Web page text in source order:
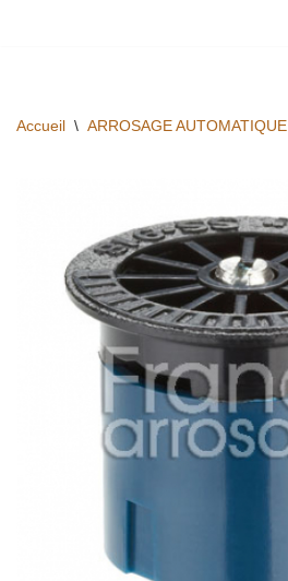
contenu
Accueil \ ARROSAGE AUTOMATIQUE